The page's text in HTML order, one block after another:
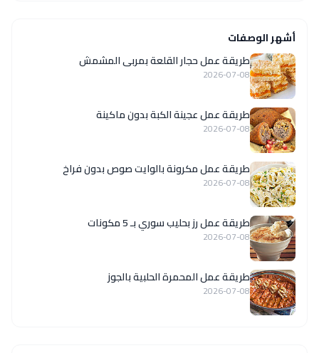
أشهر الوصفات
طريقة عمل حجار القلعة بمربى المشمش
2026-07-08
طريقة عمل عجينة الكبة بدون ماكينة
2026-07-08
طريقة عمل مكرونة بالوايت صوص بدون فراخ
2026-07-08
طريقة عمل رز بحليب سوري بـ 5 مكونات
2026-07-08
طريقة عمل المحمرة الحلبية بالجوز
2026-07-08